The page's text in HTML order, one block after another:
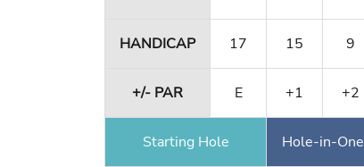
HANDICAP 17 15 9
+/- PAR E +1 +2
Starting Hole Hole-in-One